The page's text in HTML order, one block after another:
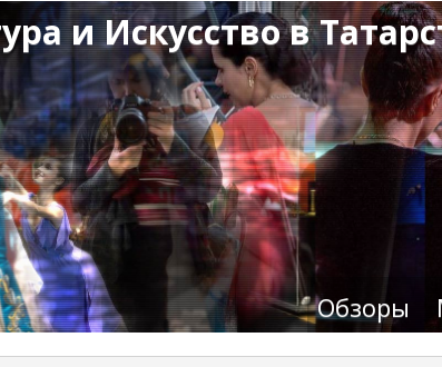
и Искусство в
Обзоры